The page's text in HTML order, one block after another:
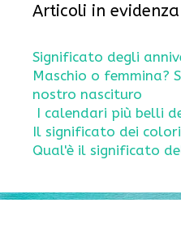
Articoli in evidenza
Significato degli
Maschio o femmina?
nostro nascituro
I calendari più belli
Il significato dei colori
Qual'è il significato